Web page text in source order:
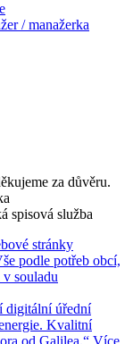
/ manažerka
za důvěru.
stránky
podle potřeb obcí,
souladu
digitální úřední
Kvalitní
od Galilea.“ Více